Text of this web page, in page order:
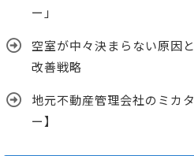
ー」
空室が中々決まらない原因
改善戦略
地元不動産管理会社のミカ
ー】